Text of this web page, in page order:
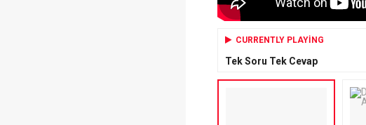
CURRENTLY PLAYING
Tek Soru Tek Cevap